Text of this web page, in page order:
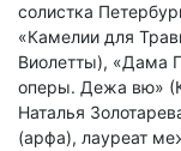
солистка
«Камелии для
Виолетты), «Дама
оперы. Дежа вю»
Наталья
(арфа), лауреат